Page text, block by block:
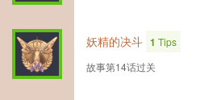
妖精的决斗 1 Tips
故事第14话过关